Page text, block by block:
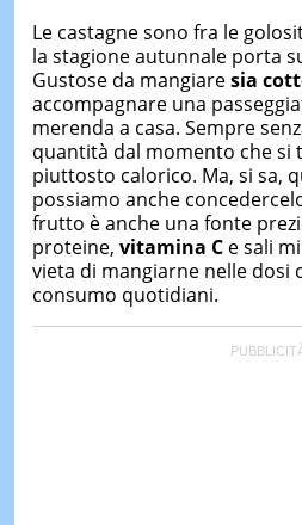
Le castagne sono fra le
la stagione autunnale porta
Gustose da mangiaresia
accompagnare una
merenda a casa. Sempre
quantità dal momento che si
piuttosto calorico. Ma, si sa,
possiamo anche
frutto è anche una fonte
proteine, vitamina Ce sali
vieta di mangiarne nelle dosi
consumo quotidiani.